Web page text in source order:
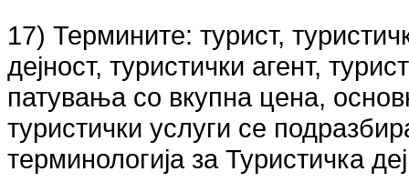
17) Термините: турист,
дејност, туристички агент,
патувања со вкупна цена,
туристички услуги се
терминологија за Туристичка